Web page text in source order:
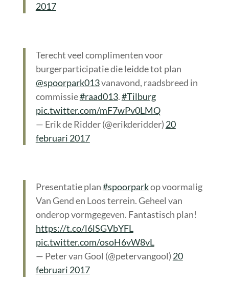
2017
Terecht veel complimenten voor
burgerparticipatie die leidde tot plan
@spoorpark013vanavond, raadsbreed in
commissie#raad013.#Tilburg
pic.twitter.com/mF7wPv0LMQ
— Erik de Ridder (@erikderidder) 20
februari 2017
Presentatie plan#spoorparkop voormalig
Van Gend en Loos terrein. Geheel van
onderop vormgegeven. Fantastisch plan!
https://t.co/l6lSGVbYFL
pic.twitter.com/osoH6vW8vL
— Peter van Gool (@petervangool) 20
februari 2017